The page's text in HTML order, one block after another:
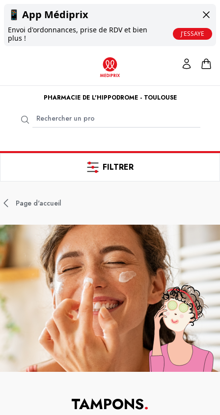
📱 App Médiprix
Envoi d'ordonnances, prise de RDV et bien
plus !
J'ESSAYE
PHARMACIE DE L'HIPPODROME - TOULOUSE
FILTRER
Page d'accueil
TAMPONS.